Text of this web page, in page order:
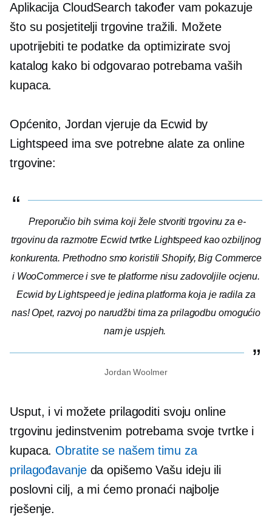
Aplikacija CloudSearch također vam pokazuje
što su posjetitelji trgovine tražili. Možete
upotrijebiti te podatke da optimizirate svoj
katalog kako bi odgovarao potrebama vaših
kupaca.
Općenito, Jordan vjeruje da Ecwid by
Lightspeed ima sve potrebne alate za online
trgovine:
Preporučio bih svima koji žele stvoriti trgovinu za e-
trgovinu da razmotre Ecwid tvrtke Lightspeed kao ozbiljnog
konkurenta. Prethodno smo koristili Shopify, Big Commerce
i WooCommerce i sve te platforme nisu zadovoljile ocjenu.
Ecwid by Lightspeed je jedina platforma koja je radila za
nas! Opet, razvoj po narudžbi tima za prilagodbu omogućio
nam je uspjeh.
Jordan Woolmer
Usput, i vi možete prilagoditi svoju online
trgovinu jedinstvenim potrebama svoje tvrtke i
kupaca. Obratite se našem timu za
prilagođavanjeda opišemo Vašu ideju ili
poslovni cilj, a mi ćemo pronaći najbolje
rješenje.